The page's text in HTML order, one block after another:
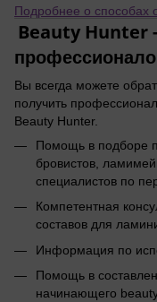
Подробнее о способах
Beauty Hunter
Вы всегда можете
получить
Beauty Hunter.
Помощь в подборе
бровистов,
специалистов по
Компетентная
составов для
Информация по
Помощь в
начинающего